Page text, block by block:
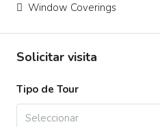
Window Coverings
Solicitar visita
Tipo de Tour
Seleccionar